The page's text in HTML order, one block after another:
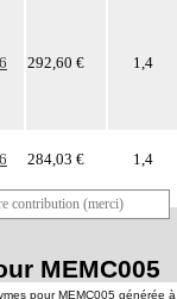
292,60 € 1,4
284,03 € 1,4
MEMC005
pour MEMC005 générée à